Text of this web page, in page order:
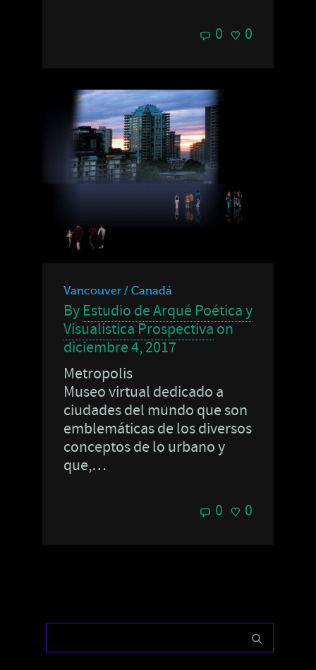
0 0
Vancouver / Canadá
By Estudio de Arqué Poética y
Visualística Prospectiva on
diciembre 4, 2017
Metropolis
Museo virtual dedicado a
ciudades del mundo que son
emblemáticas de los diversos
conceptos de lo urbano y
que,…
0 0